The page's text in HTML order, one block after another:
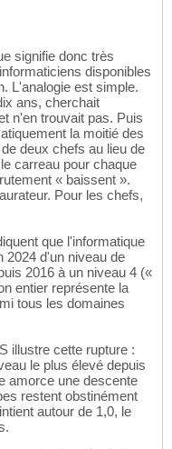
signifie donc très
disponibles
L'analogie est simple.
ans, cherchait
n'en trouvait pas. Puis
la moitié des
deux chefs au lieu de
carreau pour chaque
« baissent ».
Pour les chefs,
que l'informatique
2024 d'un niveau de
2016 à un niveau 4 («
entier représente la
tous les domaines
illustre cette rupture :
le plus élevé depuis
amorce une descente
restent obstinément
autour de 1,0, le